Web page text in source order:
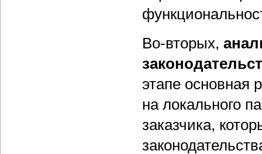
Во-вторых,
этапе основная
на локального
заказчика,